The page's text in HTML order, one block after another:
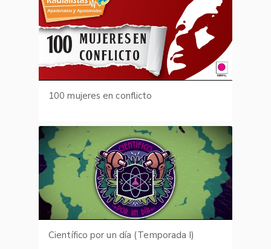
100 mujeres en conflicto
Científico por un día (Temporada I)